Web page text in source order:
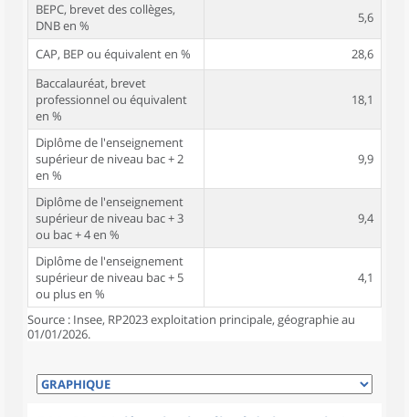
BEPC, brevet des collèges,
DNB en %
5,6
CAP, BEP ou équivalent en %
28,6
Baccalauréat, brevet
professionnel ou équivalent
en %
18,1
Diplôme de l'enseignement
supérieur de niveau bac + 2
en %
9,9
Diplôme de l'enseignement
supérieur de niveau bac + 3
ou bac + 4 en %
9,4
Diplôme de l'enseignement
supérieur de niveau bac + 5
ou plus en %
4,1
Source : Insee, RP2023 exploitation principale, géographie au
01/01/2026.